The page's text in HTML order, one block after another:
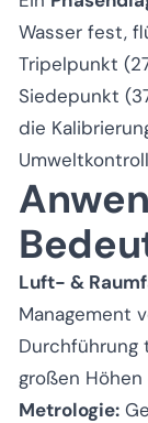
Wasser fest,
Tripelpunkt
Siedepunkt
die
Luft- &
Management
Durchführung
großen
Metrologie: